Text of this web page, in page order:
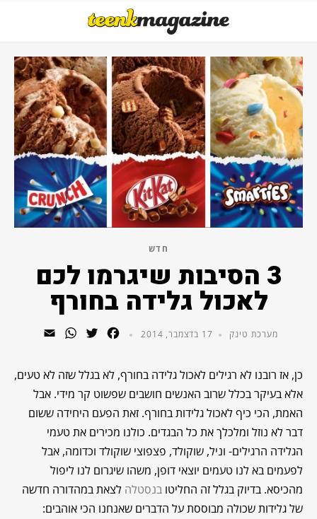
חדש
3 הסיבות שיגרמו לכם
לאכול גלידה בחורף
מערכת טינק 17 בדצמבר, 2014 Facebook
Twitter
WhatsApp
כן, אז רובנו לא רגילים לאכול גלידה בחורף, לא בגלל שזה לא טעים,
אלא בעיקר בכלל שרוב האנשים חושבים שפשוט קר מידי. אבל
האמת, הכי כיף לאכול גלידות בחורף. זאת הפעם היחידה ששום
דבר לא נוזל ומלכלך את כל הבגדים. כולנו מכירים את טעמי
הגלידה הרגילים- וניל, שוקולד, פצפוצי שוקולד וכדומה, אבל
לפעמים בא לנו טעמים יוצאי דופן, משהו שיגרום לנו ליפול
מהכיסא. בדיוק בגלל זה החליטו בנסטלה לצאת במהדורה חדשה
של גלידות שכולה מבוססת על הדברים שאנחנו הכי אוהבים: